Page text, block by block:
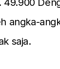
angka-
saja.